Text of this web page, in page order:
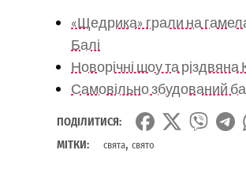
«Щедрика» грали на
Балі
Новорічні шоу та
Самовільно збудований
ПОДІЛИТИСЯ:
МІТКИ:
свята, свято